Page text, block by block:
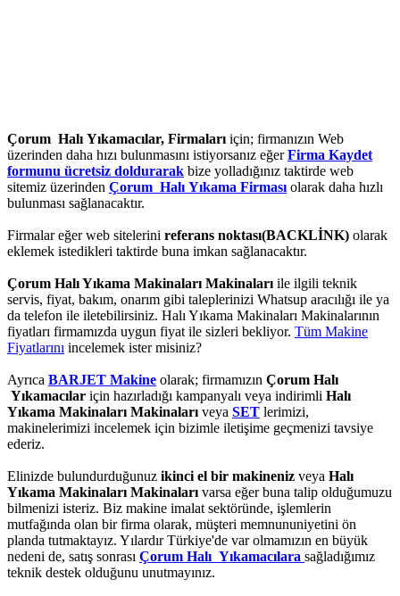
Çorum Halı Yıkamacılar, Firmalarıiçin; firmanızın Web
üzerinden daha hızı bulunmasını istiyorsanız eğerFirma Kaydet
formunu ücretsiz doldurarak bize yolladığınız taktirde web
sitemiz üzerinden Çorum Halı Yıkama Firmasıolarak daha hızlı
bulunması sağlanacaktır.
Firmalar eğer web sitelerini referans noktası(BACKLİNK) olarak
eklemek istedikleri taktirde buna imkan sağlanacaktır.
Çorum Halı Yıkama Makinaları Makinalarıile ilgili teknik
servis, fiyat, bakım, onarım gibi taleplerinizi Whatsup aracılığı ile ya
da telefon ile iletebilirsiniz. Halı Yıkama Makinaları Makinalarının
fiyatları firmamızda uygun fiyat ile sizleri bekliyor. Tüm Makine
Fiyatlarını incelemek ister misiniz?
Ayrıca BARJET Makine olarak; firmamızın Çorum Halı
Yıkamacılar için hazırladığı kampanyalı veya indirimli Halı
Yıkama Makinaları Makinalarıveya SET lerimizi,
makinelerimizi incelemek için bizimle iletişime geçmenizi tavsiye
ederiz.
Elinizde bulundurduğunuz ikinci el bir makineniz veya Halı
Yıkama Makinaları Makinalarıvarsa eğer buna talip olduğumuzu
bilmenizi isteriz. Biz makine imalat sektöründe, işlemlerin
mutfağında olan bir firma olarak, müşteri memnununiyetini ön
planda tutmaktayız. Yılardır Türkiye'de var olmamızın en büyük
nedeni de, satış sonrası Çorum Halı Yıkamacılara sağladığımız
teknik destek olduğunu unutmayınız.